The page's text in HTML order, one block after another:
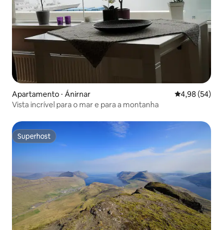
Apartamento ⋅ Ánirnar 4,98 de uma
4,98 (54)
Vista incrível para o mar e para a montanha
Superhost
Superhost